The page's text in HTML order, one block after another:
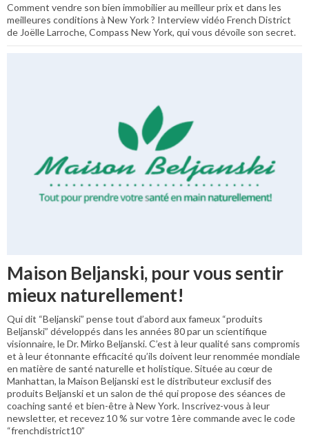
Comment vendre son bien immobilier au meilleur prix et dans les
meilleures conditions à New York ? Interview vidéo French District
de Joëlle Larroche, Compass New York, qui vous dévoile son secret.
Maison Beljanski, pour vous sentir
mieux naturellement!
Qui dit “Beljanski” pense tout d’abord aux fameux “produits
Beljanski” développés dans les années 80 par un scientifique
visionnaire, le Dr. Mirko Beljanski. C’est à leur qualité sans compromis
et à leur étonnante efficacité qu’ils doivent leur renommée mondiale
en matière de santé naturelle et holistique. Située au cœur de
Manhattan, la Maison Beljanski est le distributeur exclusif des
produits Beljanski et un salon de thé qui propose des séances de
coaching santé et bien-être à New York. Inscrivez-vous à leur
newsletter, et recevez 10 % sur votre 1ère commande avec le code
“frenchdistrict10”